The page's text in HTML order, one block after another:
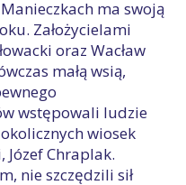
ma swoją
Założycielami
oraz Wacław
małą wsią,
wstępowali ludzie
wiosek
Józef Chraplak.
nie szczędzili sił